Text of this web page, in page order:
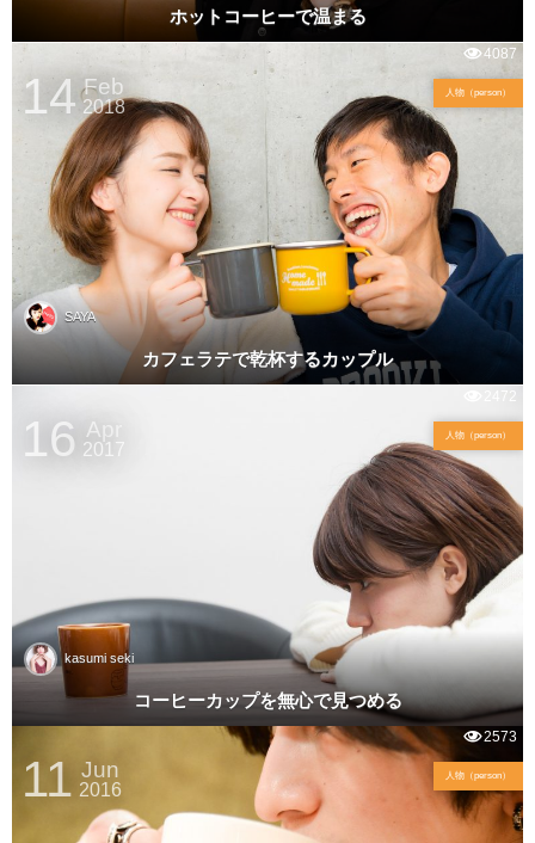
ホットコーヒーで温まる
SAYA
カフェラテで乾杯するカップル
14 Feb
2018
人物（person）
4087
kasumi seki
コーヒーカップを無心で見つめる
16 Apr
2017
人物（person）
2472
11 Jun
2016
人物（person）
2573